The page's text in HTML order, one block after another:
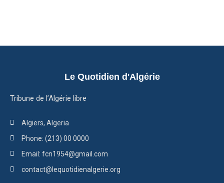
Le Quotidien d'Algérie
Tribune de l’Algérie libre
Algiers, Algeria
Phone: (213) 00 0000
Email: fcn1954@gmail.com
contact@lequotidienalgerie.org